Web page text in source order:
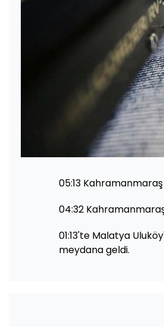
05:13
04:32
01:13'te Malatya
meydana geldi.